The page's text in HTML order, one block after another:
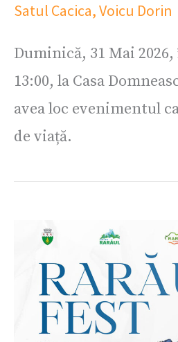
Satul Cacica,Voicu Dorin
Duminică, 31 Mai
13:00, la Casa
avea loc evenimentul
de viață.